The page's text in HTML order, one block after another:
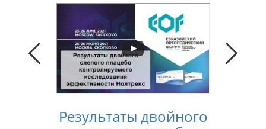
Результаты двойного